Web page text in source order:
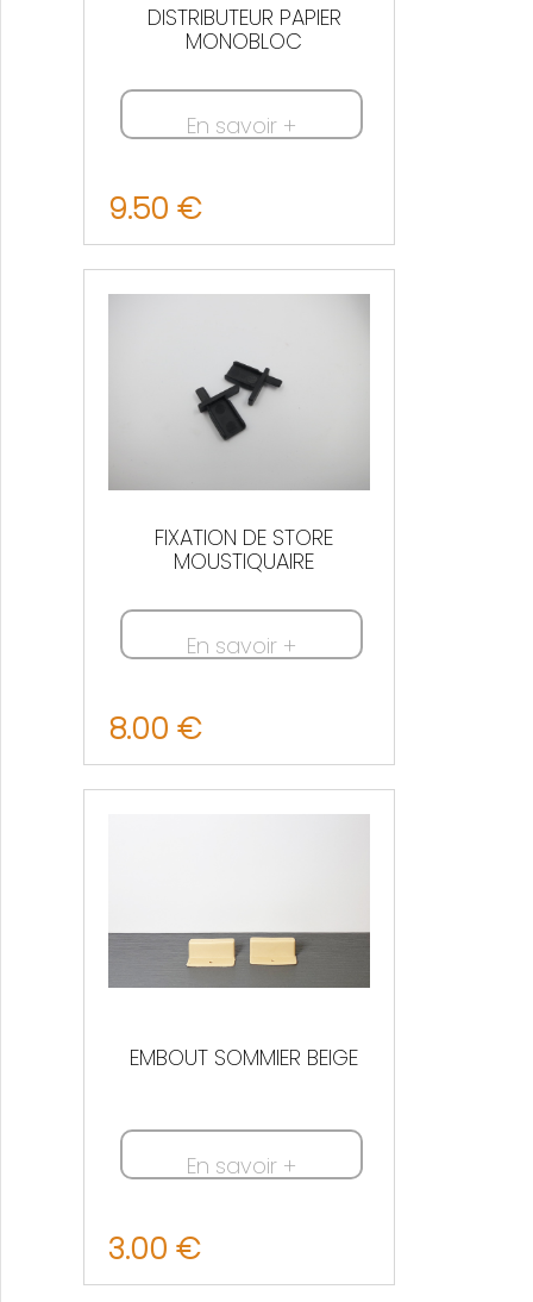
DISTRIBUTEUR PAPIER
MONOBLOC
En savoir +
9.50 €
Nous contacter
FIXATION DE STORE
MOUSTIQUAIRE
En savoir +
8.00 €
Nous contacter
EMBOUT SOMMIER BEIGE
En savoir +
3.00 €